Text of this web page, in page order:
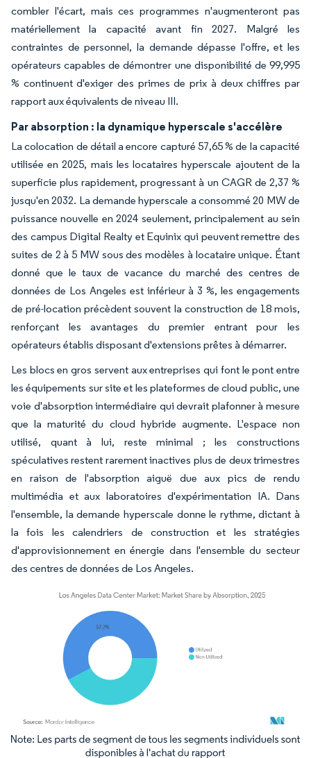
combler l'écart, mais ces programmes n'augmenteront pas
matériellement la capacité avant fin 2027. Malgré les
contraintes de personnel, la demande dépasse l'offre, et les
opérateurs capables de démontrer une disponibilité de 99,995
% continuent d'exiger des primes de prix à deux chiffres par
rapport aux équivalents de niveau III.
Par absorption : la dynamique hyperscale s'accélère
La colocation de détail a encore capturé 57,65 % de la capacité
utilisée en 2025, mais les locataires hyperscale ajoutent de la
superficie plus rapidement, progressant à un CAGR de 2,37 %
jusqu'en 2032. La demande hyperscale a consommé 20 MW de
puissance nouvelle en 2024 seulement, principalement au sein
des campus Digital Realty et Equinix qui peuvent remettre des
suites de 2 à 5 MW sous des modèles à locataire unique. Étant
donné que le taux de vacance du marché des centres de
données de Los Angeles est inférieur à 3 %, les engagements
de pré-location précèdent souvent la construction de 18 mois,
renforçant les avantages du premier entrant pour les
opérateurs établis disposant d'extensions prêtes à démarrer.
Les blocs en gros servent aux entreprises qui font le pont entre
les équipements sur site et les plateformes de cloud public, une
voie d'absorption intermédiaire qui devrait plafonner à mesure
que la maturité du cloud hybride augmente. L'espace non
utilisé, quant à lui, reste minimal ; les constructions
spéculatives restent rarement inactives plus de deux trimestres
en raison de l'absorption aiguë due aux pics de rendu
multimédia et aux laboratoires d'expérimentation IA. Dans
l'ensemble, la demande hyperscale donne le rythme, dictant à
la fois les calendriers de construction et les stratégies
d'approvisionnement en énergie dans l'ensemble du secteur
des centres de données de Los Angeles.
Image © Mordor Intelligence. La réutilisation nécessite une attribution sous CC BY